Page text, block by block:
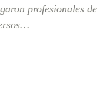
profesionales de